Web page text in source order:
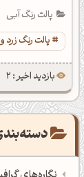
پالت رنگ آبی
پالت رنگ زرد
بازدید اخیر : 2